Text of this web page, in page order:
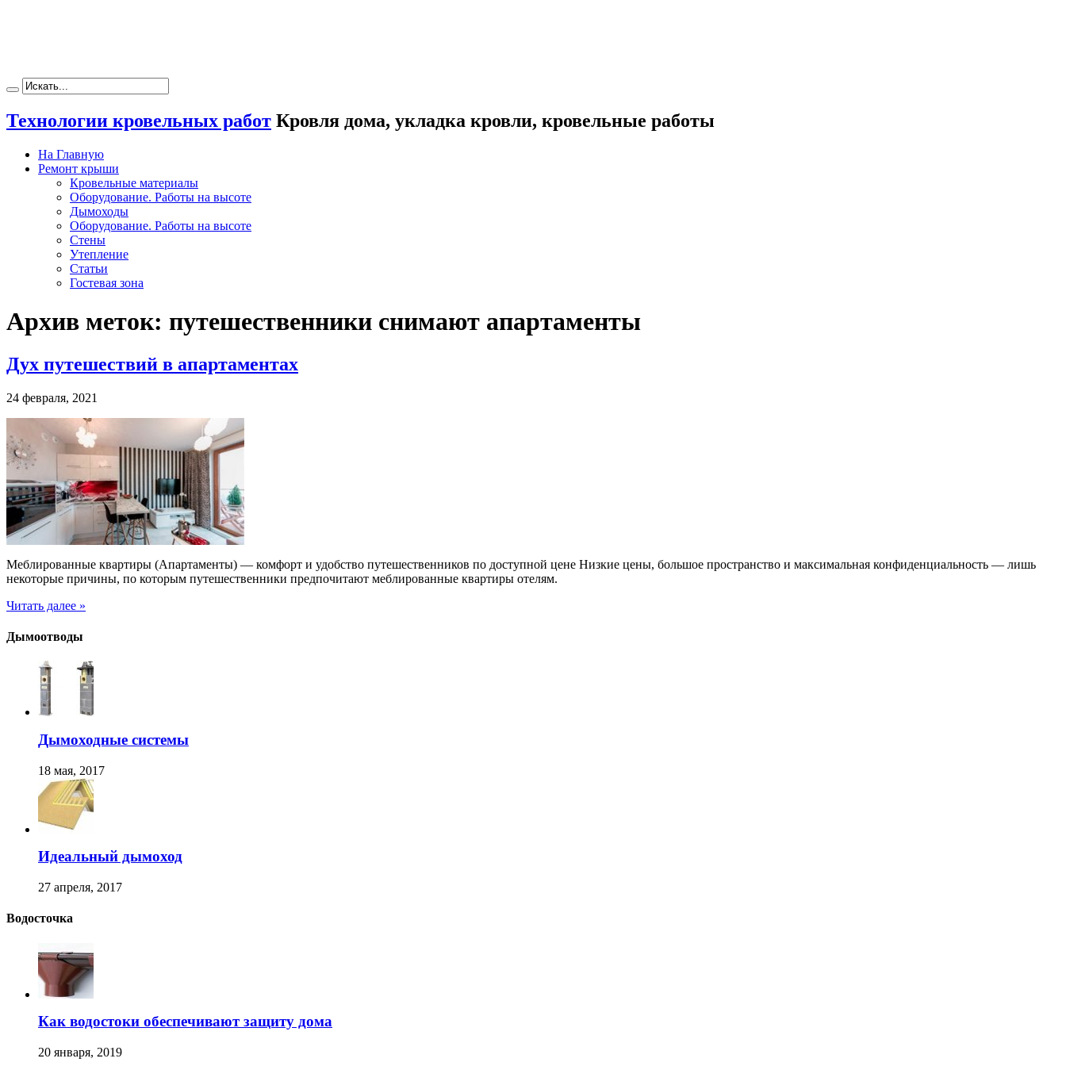
Технологии кровельных работ Кровля дома, укладка кровли, кровельные работы
На Главную
Ремонт крыши
Кровельные материалы
Оборудование. Работы на высоте
Дымоходы
Оборудование. Работы на высоте
Стены
Утепление
Статьи
Гостевая зона
Архив меток: путешественники снимают апартаменты
Дух путешествий в апартаментах
24 февраля, 2021
Меблированные квартиры (Апартаменты) — комфорт и удобство путешественников по доступной цене Низкие цены, большое пространство и максимальная конфиденциальность — лишь
некоторые причины, по которым путешественники предпочитают меблированные квартиры отелям.
Читать далее »
Дымоотводы
Дымоходные системы
18 мая, 2017
Идеальный дымоход
27 апреля, 2017
Водосточка
Как водостоки обеспечивают защиту дома
20 января, 2019